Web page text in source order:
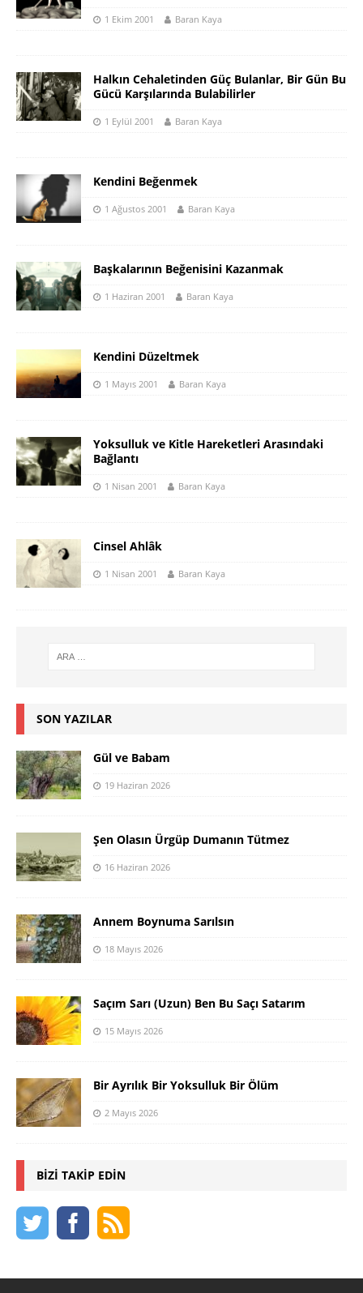
1 Ekim 2001 Baran Kaya
Halkın Cehaletinden Güç Bulanlar, Bir Gün Bu
Gücü Karşılarında Bulabilirler
1 Eylül 2001 Baran Kaya
Kendini Beğenmek
1 Ağustos 2001 Baran Kaya
Başkalarının Beğenisini Kazanmak
1 Haziran 2001 Baran Kaya
Kendini Düzeltmek
1 Mayıs 2001 Baran Kaya
Yoksulluk ve Kitle Hareketleri Arasındaki
Bağlantı
1 Nisan 2001 Baran Kaya
Cinsel Ahlâk
1 Nisan 2001 Baran Kaya
SON YAZILAR
Gül ve Babam
19 Haziran 2026
Şen Olasın Ürgüp Dumanın Tütmez
16 Haziran 2026
Annem Boynuma Sarılsın
18 Mayıs 2026
Saçım Sarı (Uzun) Ben Bu Saçı Satarım
15 Mayıs 2026
Bir Ayrılık Bir Yoksulluk Bir Ölüm
2 Mayıs 2026
BIZI TAKIP EDIN